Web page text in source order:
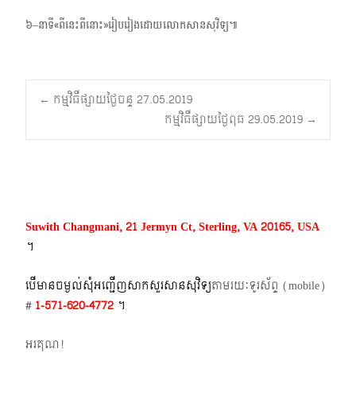
៦–នាទី«ពីនេះពីនោះ»រៀបរៀងដោយលោកសានសុវិទ្យ៕
Post
navigation
← កម្មវិធីផ្សាយថ្ងៃចន្ទ 27.05.2019
កម្មវិធីផ្សាយថ្ងៃពុធ 29.05.2019 →
Suwith Changmani, 21 Jermyn Ct, Sterling, VA 20165, USA
។​
បើមានចម្ងល់​សុំអញ្ជើញសាកសួរសានសុវិទ្យតាមរយៈទូរស័ព្ទ​ (mobile)​
# 1-571-620-4772​ ។
អរគុណ!